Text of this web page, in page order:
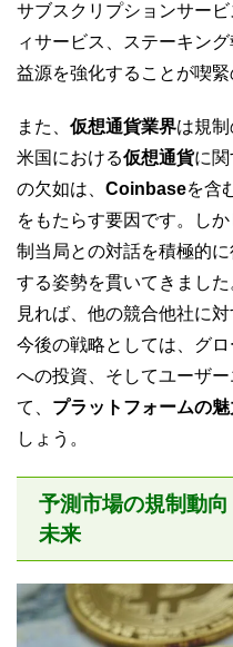
サブスクリプションサー
ィサービス、ステーキン
益源を強化することが喫緊
また、 仮想通貨業界は規制
米国における仮想通貨に関
の欠如は、 Coinbaseを含
をもたらす要因です。しか
制当局との対話を積極的に
する姿勢を貫いてきまし
見れば、他の競合他社に対
今後の戦略としては、グロ
への投資、そしてユーザ
て、 プラットフォームの
しょう。
予測市場の規制動
未来